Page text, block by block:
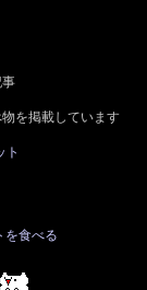
事
を掲載しています
ト
を食べる